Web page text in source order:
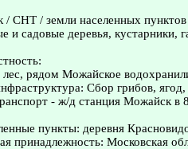
/ СНТ / земли населенных
и садовые деревья, кустарники,
рядом Можайское
Сбор грибов,
- ж/д станция Можайск в
пункты: деревня
принадлежность: Московская